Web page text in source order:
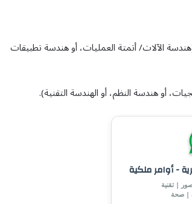
الآلات/ أتمتة العمليات، أو هندسة تطبيقات
أو هندسة النظم، أو الهندسة التقنية).
- أوامر ملكية
| تقنية
| صحة